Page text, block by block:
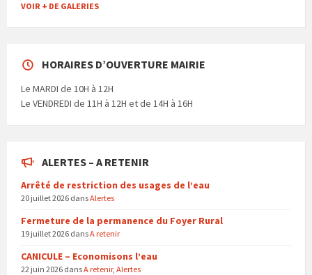
VOIR + DE GALERIES
HORAIRES D’OUVERTURE MAIRIE
Le MARDI de 10H à 12H
Le VENDREDI de 11H à 12H et de 14H à 16H
ALERTES – A RETENIR
Arrêté de restriction des usages de l’eau
20 juillet 2026 dansAlertes
Fermeture de la permanence du Foyer Rural
19 juillet 2026 dansA retenir
CANICULE – Economisons l’eau
22 juin 2026 dansA retenir, Alertes